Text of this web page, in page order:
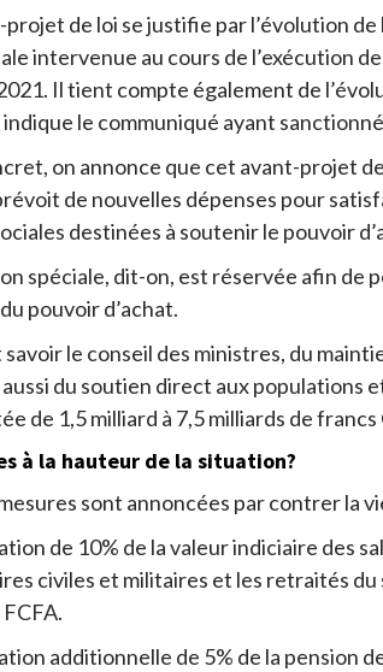
projet de loi se justifie par l’évolution
intervenue au cours de l’exécution
Il tient compte également de
indique le communiqué ayant
on annonce que cet avant-projet
de nouvelles dépenses pour
destinées à soutenir le pouvoir
spéciale, dit-on, est réservée afin de
pouvoir d’achat.
savoir le conseil des ministres, du
aussi du soutien direct aux populations
de 1,5 milliard à 7,5 milliards de francs
à la hauteur de la situation?
sont annoncées par contrer la
de 10% de la valeur indiciaire des
civiles et militaires et les retraités
additionnelle de 5% de la pension